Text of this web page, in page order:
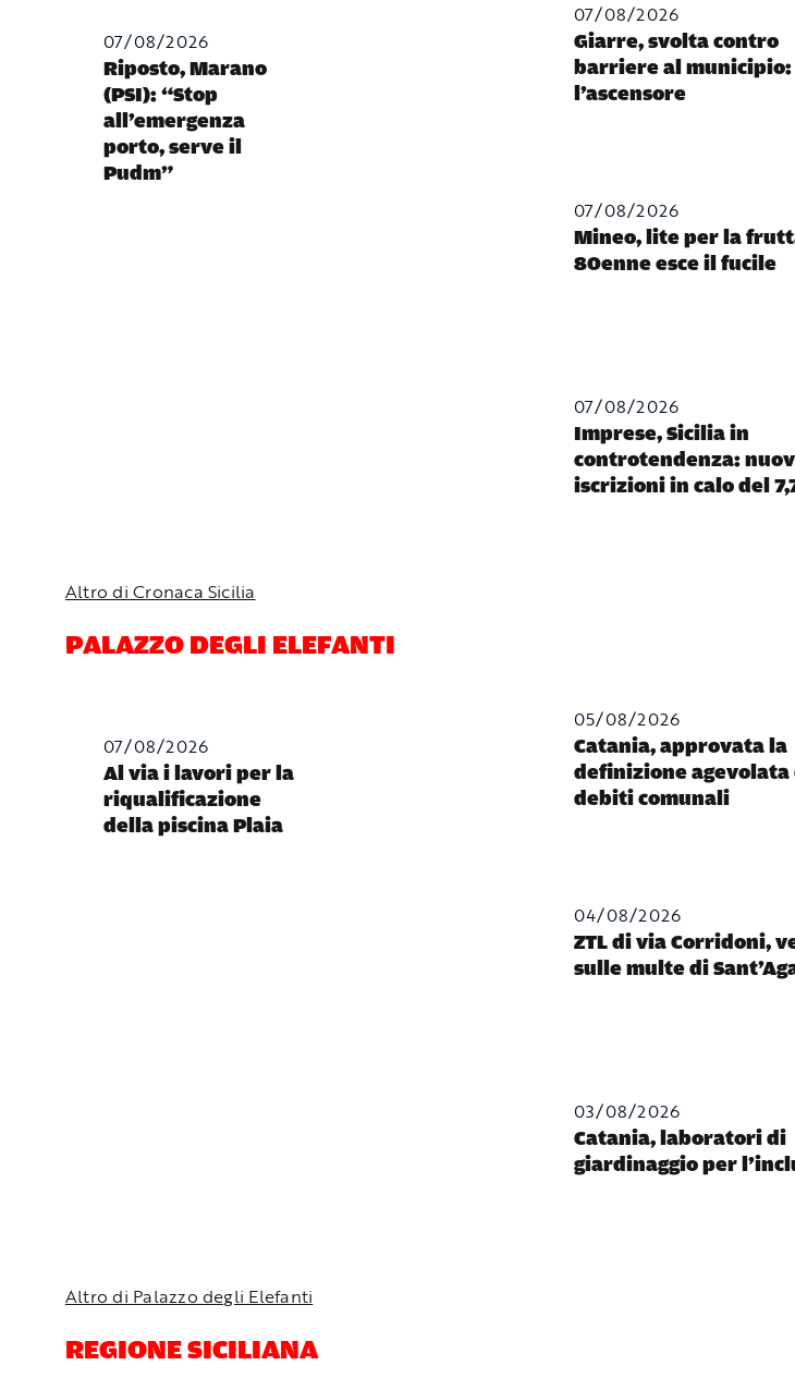
07/08/2026
Riposto, Marano
(PSI): “Stop
all’emergenza
porto, serve il
Pudm”
07/08/2026
Giarre, svolta contro
barriere al
l’ascensore
07/08/2026
Mineo, lite per la
80enne esce il fucile
07/08/2026
Imprese, Sicilia in
controtendenza:
iscrizioni in calo del
Altro di Cronaca Sicilia
PALAZZO DEGLI ELEFANTI
07/08/2026
Al via i lavori per la
riqualificazione
della piscina Plaia
05/08/2026
Catania, approvata la
definizione agevolata
debiti comunali
04/08/2026
ZTL di via Corridoni,
sulle multe di
03/08/2026
Catania, laboratori di
giardinaggio per
Altro di Palazzo degli Elefanti
REGIONE SICILIANA